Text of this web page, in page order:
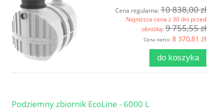
Cena regularna:10 838,00 zł
Najniższa cena z 30 dni przed
obniżką:9 755,55 zł
Cena netto: 8 370,81 zł
do koszyka
Podziemny zbiornik EcoLine - 6000 L